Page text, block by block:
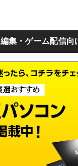
集・ゲーム配信向